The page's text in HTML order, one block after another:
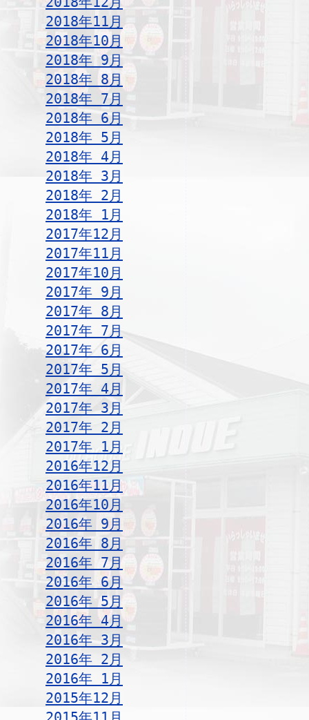
2018年11月
2018年10月
2018年 9月
2018年 8月
2018年 7月
2018年 6月
2018年 5月
2018年 4月
2018年 3月
2018年 2月
2018年 1月
2017年12月
2017年11月
2017年10月
2017年 9月
2017年 8月
2017年 7月
2017年 6月
2017年 5月
2017年 4月
2017年 3月
2017年 2月
2017年 1月
2016年12月
2016年11月
2016年10月
2016年 9月
2016年 8月
2016年 7月
2016年 6月
2016年 5月
2016年 4月
2016年 3月
2016年 2月
2016年 1月
2015年12月